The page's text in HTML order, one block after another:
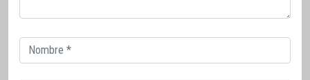
Correo
electrónico